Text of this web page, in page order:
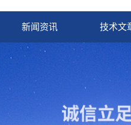
新闻资讯 技术文